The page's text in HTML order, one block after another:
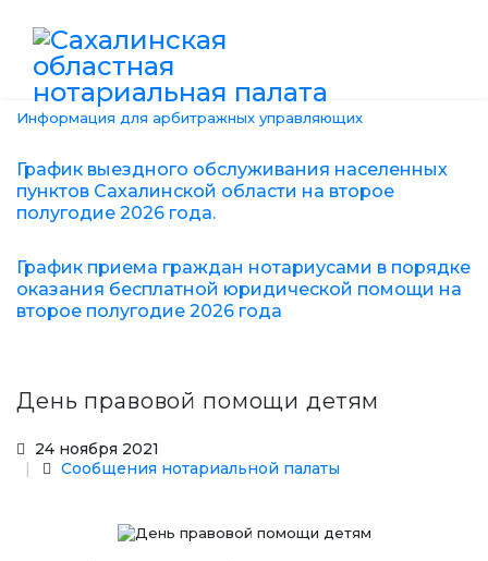
Информация для арбитражных управляющих
График выездного обслуживания населенных
пунктов Сахалинской области на второе
полугодие 2026 года.
График приема граждан нотариусами в порядке
оказания бесплатной юридической помощи на
второе полугодие 2026 года
День правовой помощи детям
24 ноября 2021
Сообщения нотариальной палаты